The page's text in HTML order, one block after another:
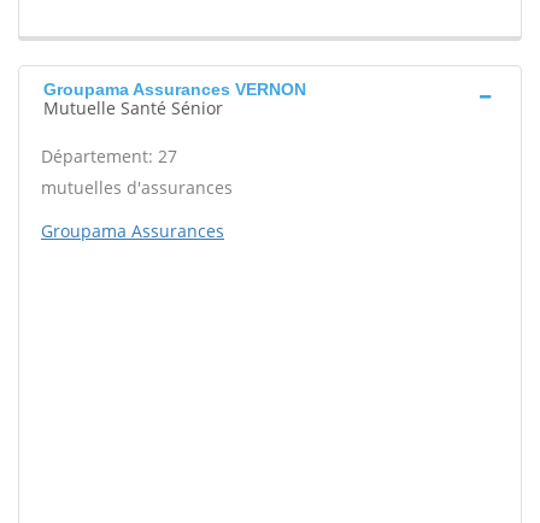
Groupama Assurances VERNON
Mutuelle Santé Sénior
Département: 27
mutuelles d'assurances
Groupama Assurances